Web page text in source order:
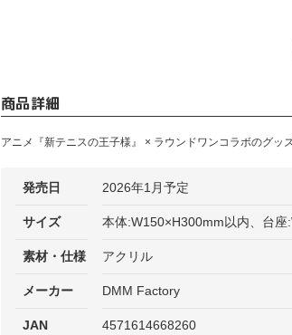
商品詳細
アニメ『新テニスの王子様』 × ラウンドワンコラボのグッ
発売日 2026年1月予定
サイズ 本体:W150×H300mm以内、台座
素材・仕様 アクリル
メーカー DMM Factory
JAN 4571614668260